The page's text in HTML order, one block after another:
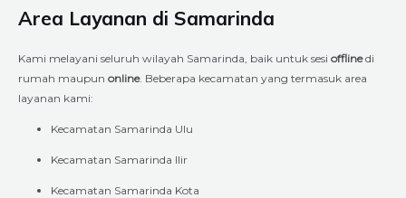
Area Layanan di Samarinda
Kami melayani seluruh wilayah Samarinda, baik untuk sesi offlinedi
rumah maupun online. Beberapa kecamatan yang termasuk area
layanan kami:
Kecamatan Samarinda Ulu
Kecamatan Samarinda Ilir
Kecamatan Samarinda Kota